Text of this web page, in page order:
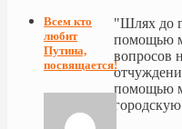
"Шлях до
помощью
вопросов
помощью
Всем кто
любит
Путина,
посвящается!